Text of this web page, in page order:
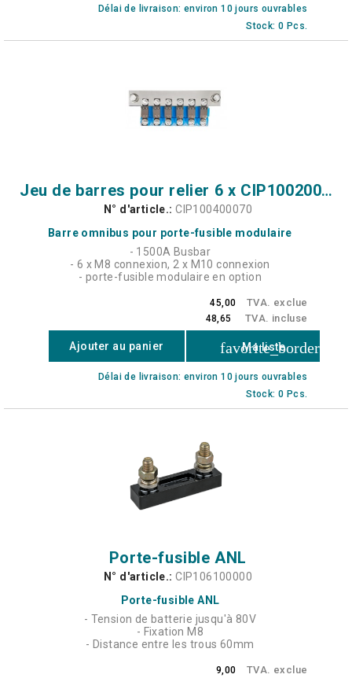
Délai de livraison: environ 10 jours ouvrables
Stock: 0 Pcs.
Jeu de barres pour relier 6 x CIP100200100 (1500A)
N° d'article.: CIP100400070
Barre omnibus pour porte-fusible modulaire
- 1500A Busbar
- 6 x M8 connexion, 2 x M10 connexion
- porte-fusible modulaire en option
45,00 TVA. exclue
48,65 TVA. incluse
Ajouter au panier favorite_border
Ma liste
Délai de livraison: environ 10 jours ouvrables
Stock: 0 Pcs.
Porte-fusible ANL
N° d'article.: CIP106100000
Porte-fusible ANL
- Tension de batterie jusqu'à 80V
- Fixation M8
- Distance entre les trous 60mm
9,00 TVA. exclue